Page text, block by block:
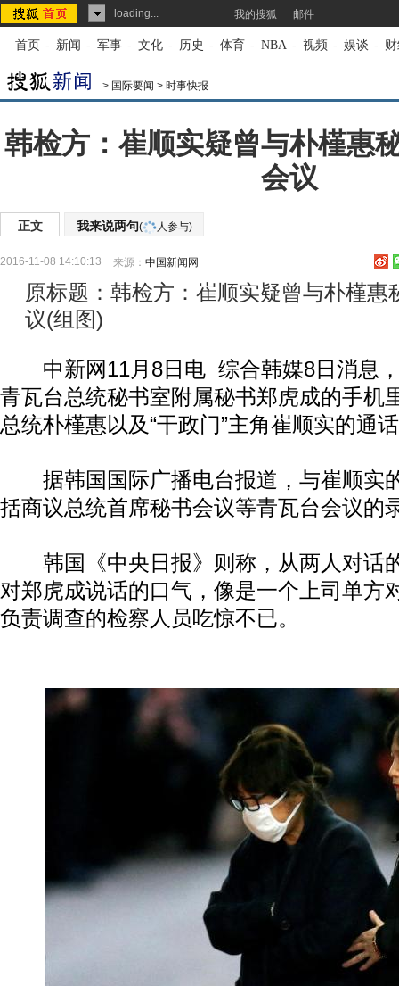
loading... 我的搜狐 邮件
首页 - 新闻 - 军事 - 文化 - 历史 - 体育 - NBA - 视频 - 娱谈 -
> 国际要闻 > 时事快报
韩检方：崔顺实疑曾与朴槿惠
会议
正文 我来说两句( 人参与)
2016-11-08 14:10:13 来源： 中国新闻网
原标题：韩检方：崔顺实疑曾与朴槿惠
议(组图)
中新网11月8日电 综合韩媒8日消息，
青瓦台总统秘书室附属秘书郑虎成的手机
总统朴槿惠以及“干政门”主角崔顺实的通
据韩国国际广播电台报道，与崔顺实
括商议总统首席秘书会议等青瓦台会议的
韩国《中央日报》则称，从两人对话
对郑虎成说话的口气，像是一个上司单方
负责调查的检察人员吃惊不已。